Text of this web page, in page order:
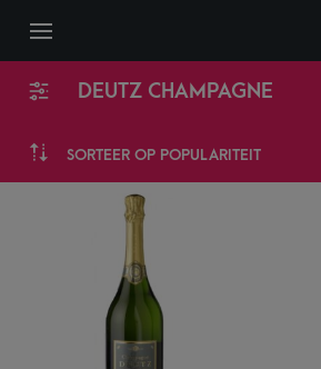
DEUTZ CHAMPAGNE
SORTEER OP POPULARITEIT